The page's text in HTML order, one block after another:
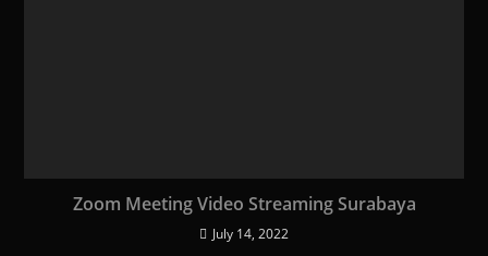
Zoom Meeting Video Streaming Surabaya
July 14, 2022